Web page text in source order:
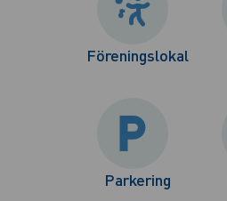
Föreningslokal
Parkering